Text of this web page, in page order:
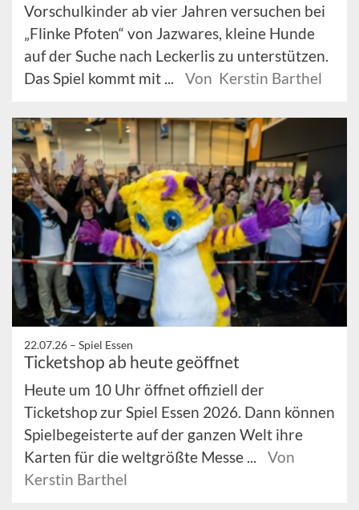
Vorschulkinder ab vier Jahren versuchen bei
„Flinke Pfoten“ von Jazwares, kleine Hunde
auf der Suche nach Leckerlis zu unterstützen.
Das Spiel kommt mit ...
Von Kerstin Barthel
22.07.26 – Spiel Essen
Ticketshop ab heute geöffnet
Heute um 10 Uhr öffnet offiziell der
Ticketshop zur Spiel Essen 2026. Dann können
Spielbegeisterte auf der ganzen Welt ihre
Karten für die weltgrößte Messe ...
Von
Kerstin Barthel